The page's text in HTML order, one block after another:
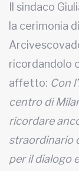
Fondato e diretto
Bernardis
Imbonati, 89
Informativa
Il sindaco
la cerimonia
ricordandolo
affetto: Con
centro di
ricordare
straordinario
per il dialogo